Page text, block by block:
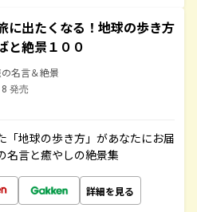
に出たくなる！地球の歩き方
と絶景１００
名言＆絶景
発売
「地球の歩き方」があなたにお届
名言と癒やしの絶景集
詳細を見る